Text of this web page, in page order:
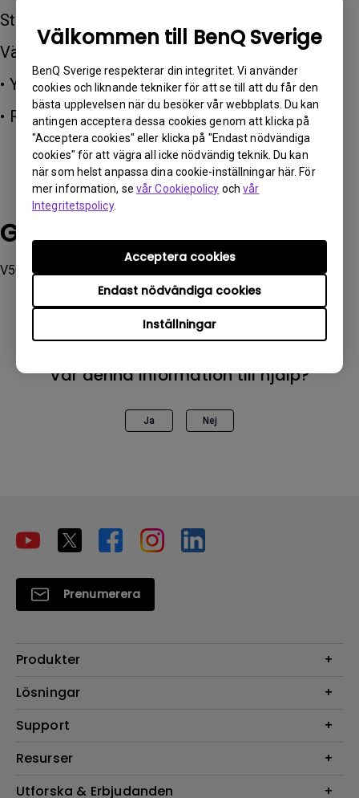
Välkommen till BenQ Sverige
BenQ Sverige respekterar din integritet. Vi använder
cookies och liknande tekniker för att se till att du får den
bästa upplevelsen när du besöker vår webbplats. Du kan
antingen acceptera dessa cookies genom att klicka på
"Acceptera cookies" eller klicka på "Endast nödvändiga
cookies" för att vägra all icke nödvändig teknik. Du kan
när som helst anpassa dina cookie-inställningar här. För
mer information, se vår Cookiepolicy ochvår
Integritetspolicy.
Inställningar
Endast nödvändiga cookies
Acceptera cookies
Steg 2
Välj ett av färgrymderna nedan för SDR-utgång:
• YCbCr444 8-bit
• RGB 8-bit
Gällande modeller
V5000i, V5010i, W2710i, W4000i
Var denna information till hjälp?
Ja Nej
Prenumerera
Produkter
Projektorer
Belysning
Högtalare
Lösningar
Digital Display
Support
Support
Resurser
Projektor Kalkylator
Utforska & Erbjudanden